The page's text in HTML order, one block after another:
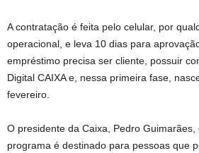
A contratação é feita pelo celular, por
operacional, e leva 10 dias para
empréstimo precisa ser cliente, possuir
Digital CAIXA e, nessa primeira fase,
fevereiro.
O presidente da Caixa, Pedro Guimarães,
programa é destinado para pessoas que